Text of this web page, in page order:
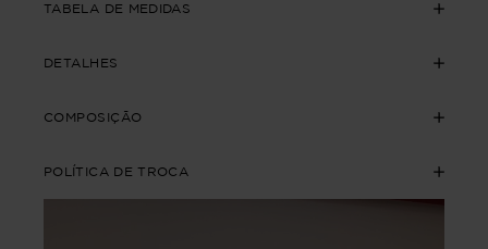
TABELA DE MEDIDAS
DETALHES
COMPOSIÇÃO
POLÍTICA DE TROCA